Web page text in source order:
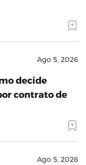
Ago 5, 2026
decide
contrato de
Ago 5, 2026